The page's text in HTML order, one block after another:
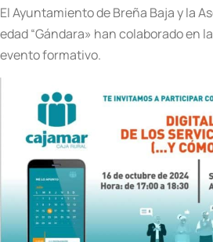
El Ayuntamiento de Breña Baja y la
edad “Gándara» han colaborado en
evento formativo.